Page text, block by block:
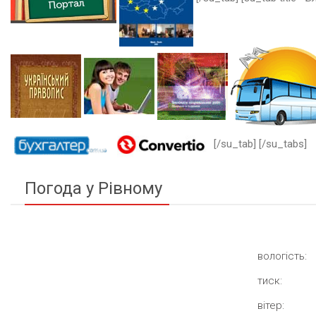
[/su_tab] [/su_tabs]
Погода у Рівному
вологість:
тиск:
вітер: